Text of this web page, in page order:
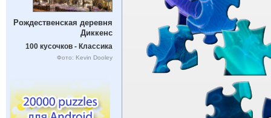
Рождественская деревня
Диккенс
100 кусочков - Классика
Фото: Kevin Dooley